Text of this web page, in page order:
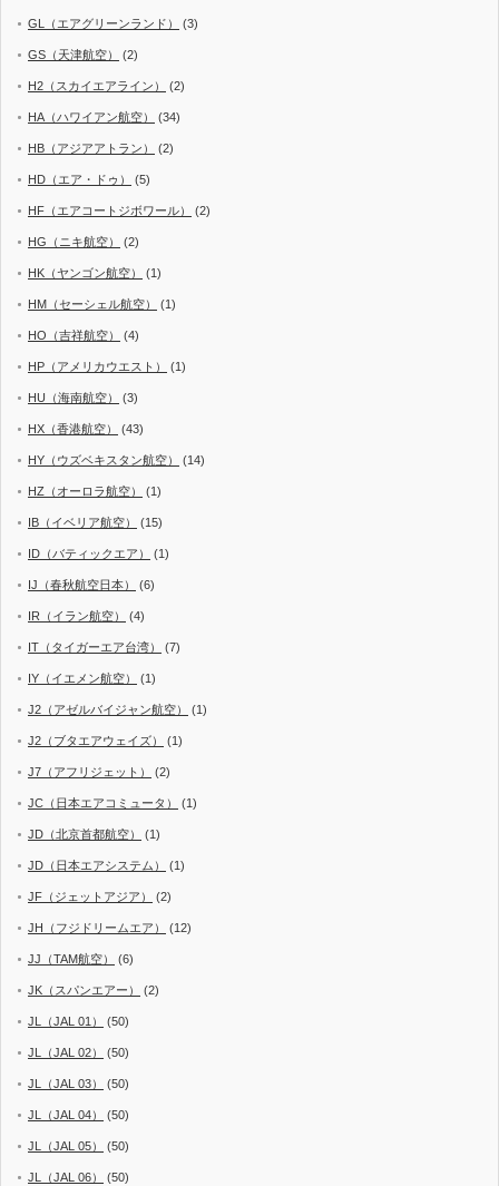
GL（エアグリーンランド） (3)
GS（天津航空） (2)
H2（スカイエアライン） (2)
HA（ハワイアン航空） (34)
HB（アジアアトラン） (2)
HD（エア・ドゥ） (5)
HF（エアコートジボワール） (2)
HG（ニキ航空） (2)
HK（ヤンゴン航空） (1)
HM（セーシェル航空） (1)
HO（吉祥航空） (4)
HP（アメリカウエスト） (1)
HU（海南航空） (3)
HX（香港航空） (43)
HY（ウズベキスタン航空） (14)
HZ（オーロラ航空） (1)
IB（イベリア航空） (15)
ID（バティックエア） (1)
IJ（春秋航空日本） (6)
IR（イラン航空） (4)
IT（タイガーエア台湾） (7)
IY（イエメン航空） (1)
J2（アゼルバイジャン航空） (1)
J2（ブタエアウェイズ） (1)
J7（アフリジェット） (2)
JC（日本エアコミュータ） (1)
JD（北京首都航空） (1)
JD（日本エアシステム） (1)
JF（ジェットアジア） (2)
JH（フジドリームエア） (12)
JJ（TAM航空） (6)
JK（スパンエアー） (2)
JL（JAL 01） (50)
JL（JAL 02） (50)
JL（JAL 03） (50)
JL（JAL 04） (50)
JL（JAL 05） (50)
JL（JAL 06） (50)